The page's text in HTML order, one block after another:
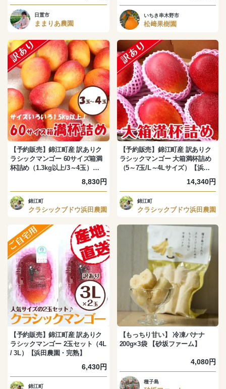
日置市
ままりあ農園
いちき串木野市
松﨑果樹園
【予約販売】錦江町産 訳ありク
ラシックマンゴー 60サイズ箱満
杯詰め（1.3kg以上/3～4玉）【浜
8,830円
錦江町
クラシックブドウ浜田農園
【予約販売】錦江町産 訳ありク
ラシックマンゴー 大箱満杯詰め
（5～7玉/L～4Lサイズ）【浜田
14,340円
錦江町
クラシックブドウ浜田農園
【予約販売】錦江町産 訳ありク
ラシックマンゴー 2玉セット（4L
/ 3L）【浜田農園・完熟】
6,430円
錦江町
【もっちり甘い】 冷凍バナナ
200g×3袋 【砂坂ファーム】
4,080円
種子島